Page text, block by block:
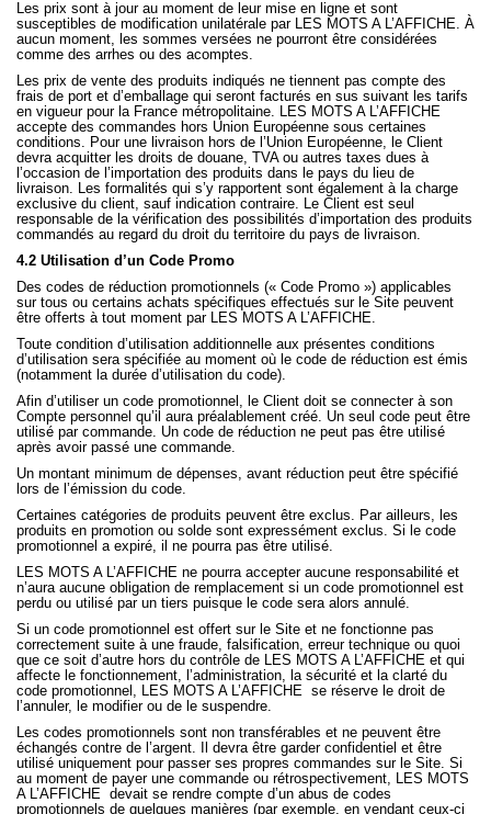
Les prix sont à jour au moment de leur mise en ligne et sont
susceptibles de modification unilatérale par LES MOTS A L’AFFICHE. À
aucun moment, les sommes versées ne pourront être considérées
comme des arrhes ou des acomptes.
Les prix de vente des produits indiqués ne tiennent pas compte des
frais de port et d’emballage qui seront facturés en sus suivant les tarifs
en vigueur pour la France métropolitaine. LES MOTS A L’AFFICHE
accepte des commandes hors Union Européenne sous certaines
conditions. Pour une livraison hors de l’Union Européenne, le Client
devra acquitter les droits de douane, TVA ou autres taxes dues à
l’occasion de l’importation des produits dans le pays du lieu de
livraison. Les formalités qui s’y rapportent sont également à la charge
exclusive du client, sauf indication contraire. Le Client est seul
responsable de la vérification des possibilités d’importation des produits
commandés au regard du droit du territoire du pays de livraison.
4.2 Utilisation d’un Code Promo
Des codes de réduction promotionnels (« Code Promo ») applicables
sur tous ou certains achats spécifiques effectués sur le Site peuvent
être offerts à tout moment par LES MOTS A L’AFFICHE.
Toute condition d’utilisation additionnelle aux présentes conditions
d’utilisation sera spécifiée au moment où le code de réduction est émis
(notamment la durée d’utilisation du code).
Afin d’utiliser un code promotionnel, le Client doit se connecter à son
Compte personnel qu’il aura préalablement créé. Un seul code peut être
utilisé par commande. Un code de réduction ne peut pas être utilisé
après avoir passé une commande.
Un montant minimum de dépenses, avant réduction peut être spécifié
lors de l’émission du code.
Certaines catégories de produits peuvent être exclus. Par ailleurs, les
produits en promotion ou solde sont expressément exclus. Si le code
promotionnel a expiré, il ne pourra pas être utilisé.
LES MOTS A L’AFFICHE ne pourra accepter aucune responsabilité et
n’aura aucune obligation de remplacement si un code promotionnel est
perdu ou utilisé par un tiers puisque le code sera alors annulé.
Si un code promotionnel est offert sur le Site et ne fonctionne pas
correctement suite à une fraude, falsification, erreur technique ou quoi
que ce soit d’autre hors du contrôle de LES MOTS A L’AFFICHE et qui
affecte le fonctionnement, l’administration, la sécurité et la clarté du
code promotionnel, LES MOTS A L’AFFICHE se réserve le droit de
l’annuler, le modifier ou de le suspendre.
Les codes promotionnels sont non transférables et ne peuvent être
échangés contre de l’argent. Il devra être garder confidentiel et être
utilisé uniquement pour passer ses propres commandes sur le Site. Si
au moment de payer une commande ou rétrospectivement, LES MOTS
A L’AFFICHE devait se rendre compte d’un abus de codes
promotionnels de quelques manières (par exemple, en vendant ceux-ci